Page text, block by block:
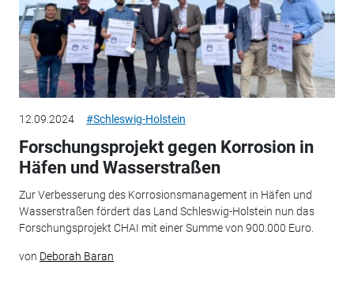
12.09.2024 #Schleswig-Holstein
Forschungsprojekt gegen Korrosion in
Häfen und Wasserstraßen
Zur Verbesserung des Korrosionsmanagement in Häfen und
Wasserstraßen fördert das Land Schleswig-Holstein nun das
Forschungsprojekt CHAI mit einer Summe von 900.000 Euro.
von Deborah Baran